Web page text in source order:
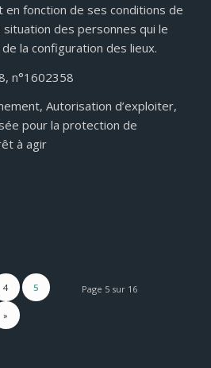
fonction de ses conditions de
des personnes qui le
la configuration des lieux.
n°1602358
Autorisation d’exploiter,
pour la protection de
à agir
Page 5 sur 16
4 5
»